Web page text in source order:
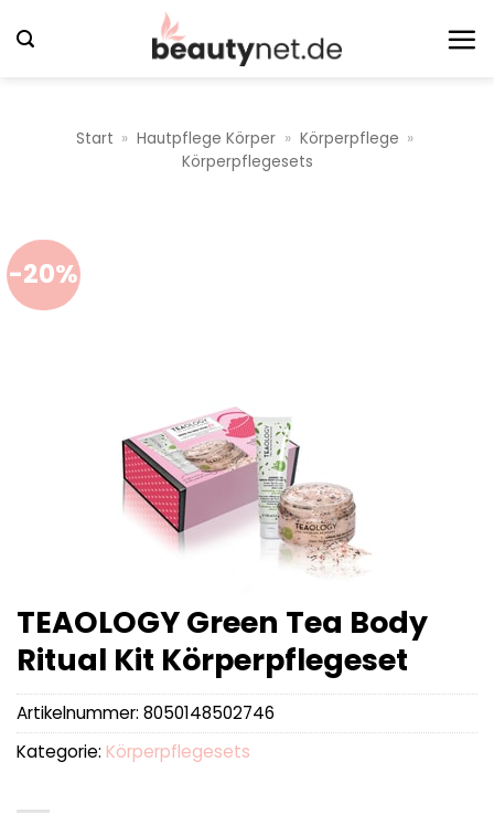
Inhalt
Start » Hautpflege Körper » Körperpflege »
Körperpflegesets
-20%
TEAOLOGY Green Tea Body
Ritual Kit Körperpflegeset
Artikelnummer: 8050148502746
Kategorie: Körperpflegesets